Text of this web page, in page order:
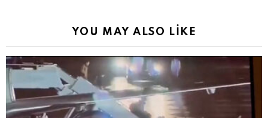
YOU MAY ALSO LIKE